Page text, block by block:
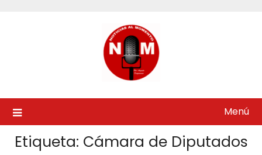
Menú
Etiqueta: Cámara de Diputados